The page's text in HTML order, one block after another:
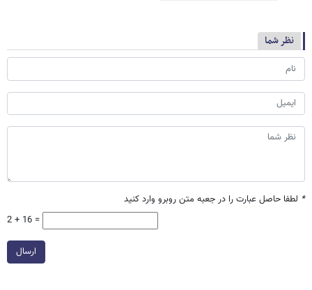
نظر شما
* لطفا حاصل عبارت را در جعبه متن روبرو وارد کنید
2 + 16 =
ارسال